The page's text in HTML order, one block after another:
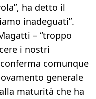
ha detto il
inadeguati”.
– “troppo
i nostri
comunque
generale
maturità che ha